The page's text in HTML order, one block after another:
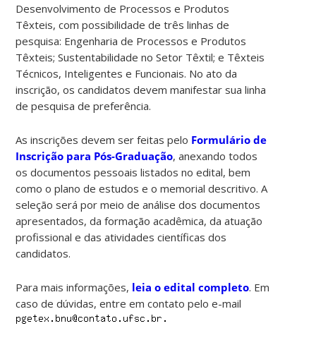
Desenvolvimento de Processos e Produtos
Têxteis, com possibilidade de três linhas de
pesquisa: Engenharia de Processos e Produtos
Têxteis; Sustentabilidade no Setor Têxtil; e Têxteis
Técnicos, Inteligentes e Funcionais. No ato da
inscrição, os candidatos devem manifestar sua linha
de pesquisa de preferência.
As inscrições devem ser feitas pelo Formulário de
Inscrição para Pós-Graduação, anexando todos
os documentos pessoais listados no edital, bem
como o plano de estudos e o memorial descritivo. A
seleção será por meio de análise dos documentos
apresentados, da formação acadêmica, da atuação
profissional e das atividades científicas dos
candidatos.
Para mais informações, leia o edital completo. Em
caso de dúvidas, entre em contato pelo e-mail